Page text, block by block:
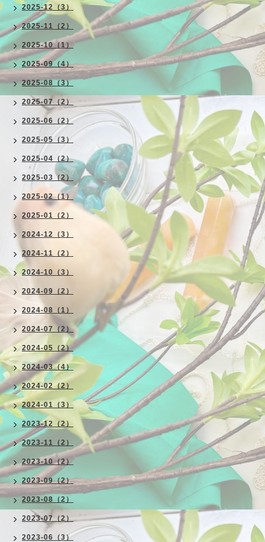
2025-12（3）
2025-11（2）
2025-10（1）
2025-09（4）
2025-08（3）
2025-07（2）
2025-06（2）
2025-05（3）
2025-04（2）
2025-03（2）
2025-02（1）
2025-01（2）
2024-12（3）
2024-11（2）
2024-10（3）
2024-09（2）
2024-08（1）
2024-07（2）
2024-05（2）
2024-03（4）
2024-02（2）
2024-01（3）
2023-12（2）
2023-11（2）
2023-10（2）
2023-09（2）
2023-08（2）
2023-07（2）
2023-06（3）